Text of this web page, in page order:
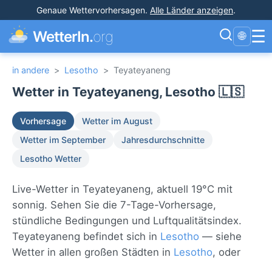
Genaue Wettervorhersagen. Alle Länder anzeigen.
WetterIn.org 🌐 ☰
in andere > Lesotho > Teyateyaneng
Wetter in Teyateyaneng, Lesotho 🇱🇸
Vorhersage
Wetter im August
Wetter im September
Jahresdurchschnitte
Lesotho Wetter
Live-Wetter in Teyateyaneng, aktuell 19°C mit
sonnig. Sehen Sie die 7-Tage-Vorhersage,
stündliche Bedingungen und Luftqualitätsindex.
Teyateyaneng befindet sich in Lesotho — siehe
Wetter in allen großen Städten in Lesotho, oder